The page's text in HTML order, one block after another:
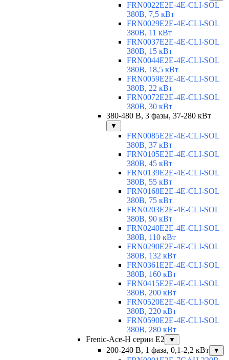
FRN0022E2E-4E-CLI-SOL
380В, 7,5 кВт
FRN0029E2E-4E-CLI-SOL
380В, 11 кВт
FRN0037E2E-4E-CLI-SOL
380В, 15 кВт
FRN0044E2E-4E-CLI-SOL
380В, 18,5 кВт
FRN0059E2E-4E-CLI-SOL
380В, 22 кВт
FRN0072E2E-4E-CLI-SOL
380В, 30 кВт
380-480 В, 3 фазы, 37-280 кВт
▼
FRN0085E2E-4E-CLI-SOL
380В, 37 кВт
FRN0105E2E-4E-CLI-SOL
380В, 45 кВт
FRN0139E2E-4E-CLI-SOL
380В, 55 кВт
FRN0168E2E-4E-CLI-SOL
380В, 75 кВт
FRN0203E2E-4E-CLI-SOL
380В, 90 кВт
FRN0240E2E-4E-CLI-SOL
380В, 110 кВт
FRN0290E2E-4E-CLI-SOL
380В, 132 кВт
FRN0361E2E-4E-CLI-SOL
380В, 160 кВт
FRN0415E2E-4E-CLI-SOL
380В, 200 кВт
FRN0520E2E-4E-CLI-SOL
380В, 220 кВт
FRN0590E2E-4E-CLI-SOL
380В, 280 кВт
Frenic-Ace-H серии E2
▼
200-240 В, 1 фаза, 0,1-2,2 кВт ▼